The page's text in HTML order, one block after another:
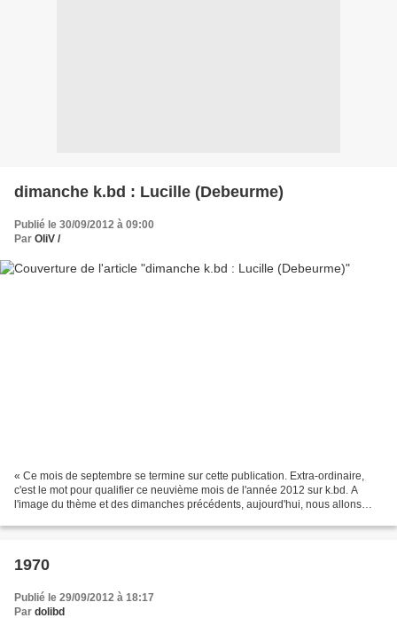
dimanche k.bd : Lucille (Debeurme)
Publié le 30/09/2012 à 09:00
Par OliV /
« Ce mois de septembre se termine sur cette publication. Extra-ordinaire,
c'est le mot pour qualifier ce neuvième mois de l'année 2012 sur k.bd. A
l'image du thème et des dimanches précédents, aujourd'hui, nous allons
1970
Publié le 29/09/2012 à 18:17
Par dolibd